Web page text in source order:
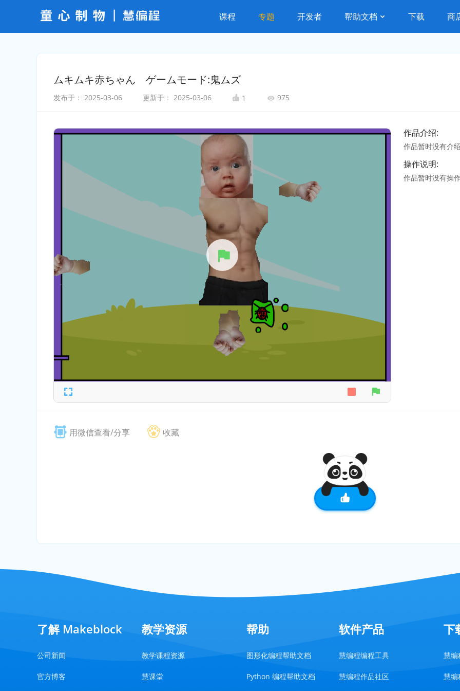
课程 专题 开发者 帮助文档 下载 商
ムキムキ赤ちゃん ゲームモード:鬼ムズ
发布于： 2025-03-06 更新于： 2025-03-06 1 975
作品介绍:
作品暂时没有介
操作说明:
作品暂时没有操
用微信查看/分享 收藏
了解 Makeblock
公司新闻
官方博客
教学资源
教学课程资源
慧课堂
帮助
图形化编程帮助文档
Python 编程帮助文档
软件产品
慧编程编程工具
慧编程作品社区
下
慧
慧